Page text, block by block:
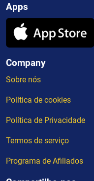
Apps
Company
Sobre nós
Política de cookies
Política de Privacidade
Termos de serviço
Programa de Afiliados